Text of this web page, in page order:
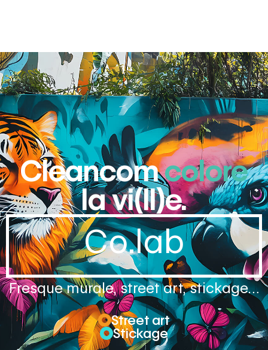
Cleancomcolore
la vi(ll)e.
Co.lab
Fresque murale, street art, stickage…
Street art
Stickage